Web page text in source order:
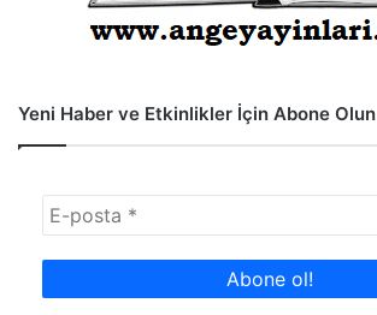
Yeni Haber ve Etkinlikler İçin Abone Olun